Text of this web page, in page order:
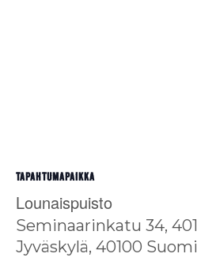
TAPAHTUMAPAIKKA
Lounaispuisto
Seminaarinkatu 34,
Jyväskylä, 40100 Suomi